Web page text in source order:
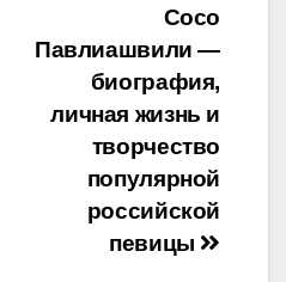
Сосо
Павлиашвили —
биография,
личная жизнь и
творчество
популярной
российской
певицы